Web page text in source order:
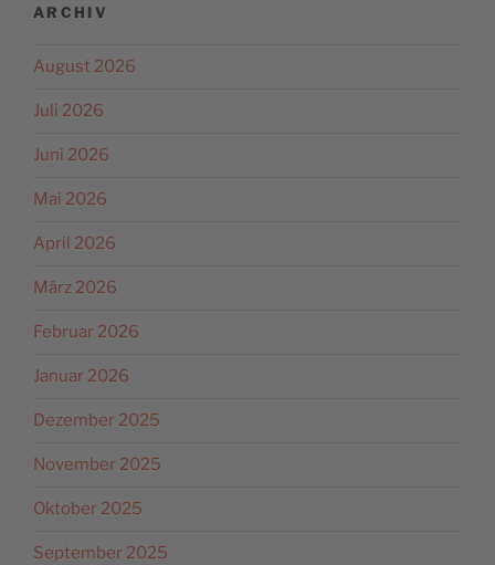
ARCHIV
August 2026
Juli 2026
Juni 2026
Mai 2026
April 2026
März 2026
Februar 2026
Januar 2026
Dezember 2025
November 2025
Oktober 2025
September 2025